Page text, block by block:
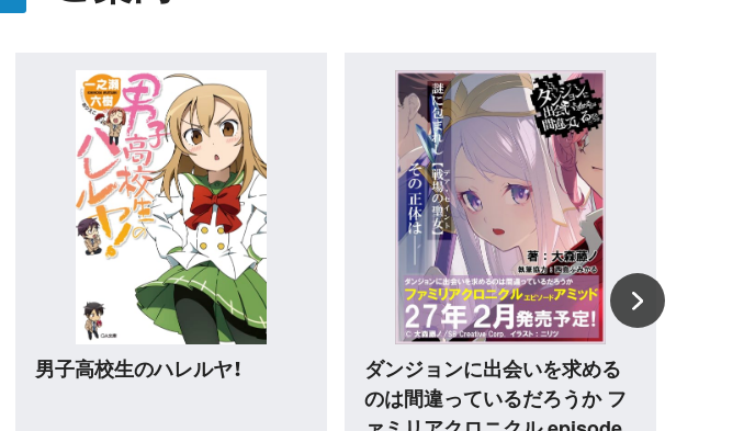
ダンジョンに出会いを求める
ダンジョンに出会いを求める
のは間違っているだろうか22